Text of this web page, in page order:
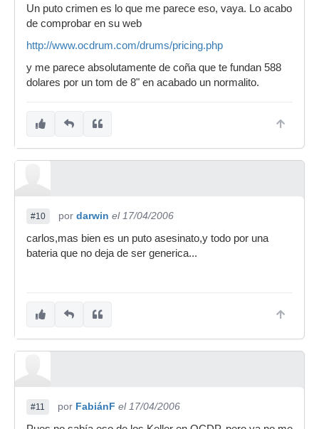
Un puto crimen es lo que me parece eso, vaya. Lo acabo
de comprobar en su web
http://www.ocdrum.com/drums/pricing.php
y me parece absolutamente de coña que te fundan 588
dolares por un tom de 8" en acabado un normalito.
#10 por darwin el 17/04/2006
carlos,mas bien es un puto asesinato,y todo por una
bateria que no deja de ser generica...
#11 por FabiánF el 17/04/2006